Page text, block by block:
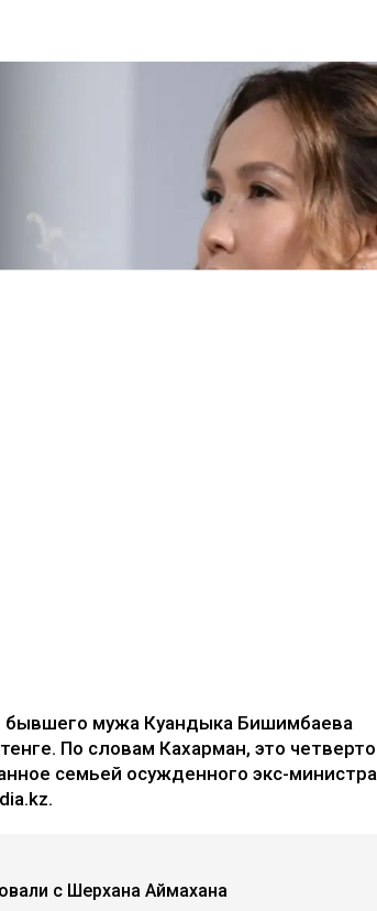
мужа Куандыка Бишимбаева
По словам Кахарман, это
семьей осужденного экс-
с Шерхана Аймахана